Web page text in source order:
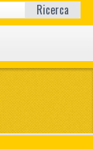
Ricerca